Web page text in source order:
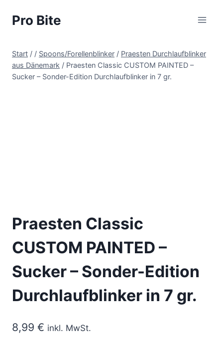
Pro Bite
Start / / Spoons/Forellenblinker / Praesten Durchlaufblinker
aus Dänemark / Praesten Classic CUSTOM PAINTED –
Sucker – Sonder-Edition Durchlaufblinker in 7 gr.
Praesten Classic
CUSTOM PAINTED –
Sucker – Sonder-Edition
Durchlaufblinker in 7 gr.
8,99 € inkl. MwSt.